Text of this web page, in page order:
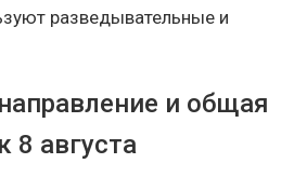
разведывательные и
и общая
8 августа